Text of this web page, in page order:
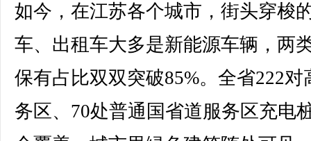
如今，在江苏各个城市，街头穿梭
车、出租车大多是新能源车辆，两
保有占比双双突破85%。全省222对
务区、70处普通国省道服务区充电